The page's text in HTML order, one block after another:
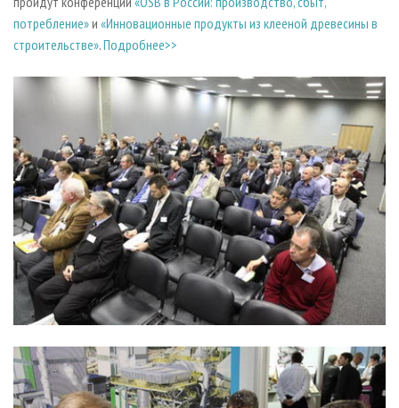
потребление»и «Инновационные продукты из клееной древесины в
строительстве».Подробнее>>